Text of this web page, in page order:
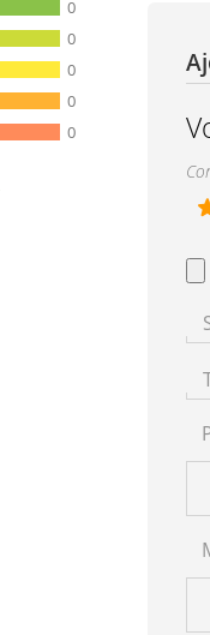
0
0
0
0
0